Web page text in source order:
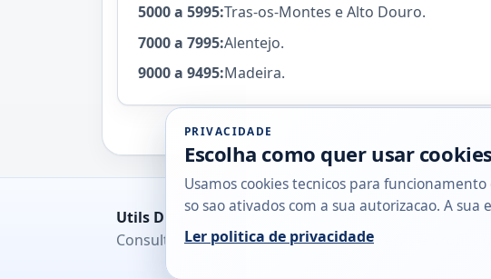
5000 a 5995:Tras-os-Montes e Alto Douro.
7000 a 7995:Alentejo.
9000 a 9495:Madeira.
Utils DB
Consultas rapidas para cidadaos, empresas e
PRIVACIDADE
Escolha como quer usar
Usamos cookies tecnicos para
so sao ativados com a sua autorizacao. A
Ler politica de privacidade